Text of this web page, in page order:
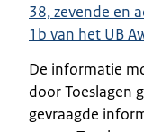
38, zevende en
1b van het UB
De informatie
door Toeslagen
gevraagde